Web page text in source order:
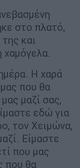
στο πλατό,
και
χαμόγελα.
Η χαρά
που θα
μαζί σας,
εδώ για
τον Χειμώνα,
Είμαστε
που μας
που θα